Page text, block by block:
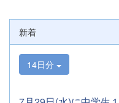
新着
14日分